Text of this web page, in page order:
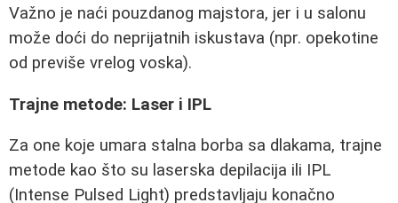
Važno je naći pouzdanog majstora, jer i u salonu
može doći do neprijatnih iskustava (npr. opekotine
od previše vrelog voska).
Trajne metode: Laser i IPL
Za one koje umara stalna borba sa dlakama, trajne
metode kao što su laserska depilacija ili IPL
(Intense Pulsed Light) predstavljaju konačno